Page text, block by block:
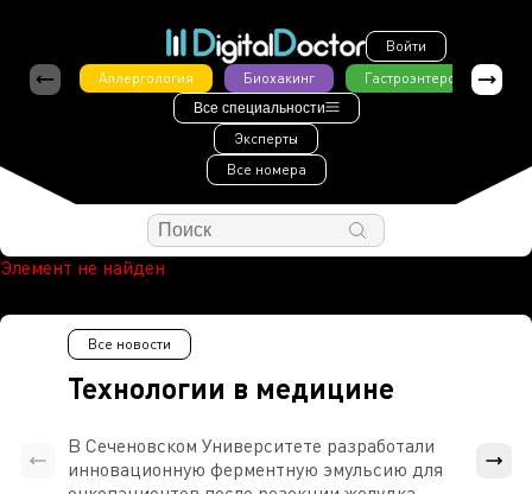
Войти
Аллергология
Биохакинг Гастроэнтерология
Все специальности
Эксперты
Все номера
Элемент не найден
Технологии в медицине
Все новости
В Сеченовском Университете разработали
инновационную ферментную эмульсию для